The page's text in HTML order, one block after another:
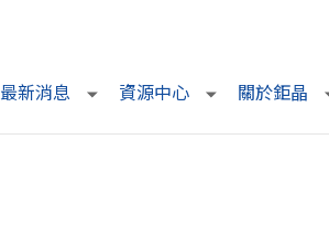
最新消息 資源中心 關於鉅晶